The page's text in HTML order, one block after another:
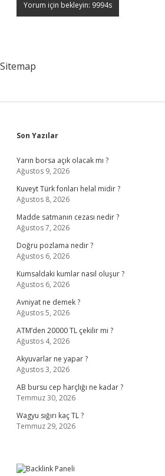
Sitemap
Sidebar
Son Yazılar
Yarın borsa açık olacak mı ?
Ağustos 9, 2026
Kuveyt Türk fonları helal midir ?
Ağustos 8, 2026
Madde satmanın cezası nedir ?
Ağustos 7, 2026
Doğru pozlama nedir ?
Ağustos 6, 2026
Kumsaldaki kumlar nasıl oluşur ?
Ağustos 6, 2026
Avniyat ne demek ?
Ağustos 5, 2026
ATM’den 20000 TL çekilir mi ?
Ağustos 4, 2026
Akyuvarlar ne yapar ?
Ağustos 3, 2026
AB bursu cep harçlığı ne kadar ?
Temmuz 30, 2026
Wagyu sığırı kaç TL ?
Temmuz 29, 2026